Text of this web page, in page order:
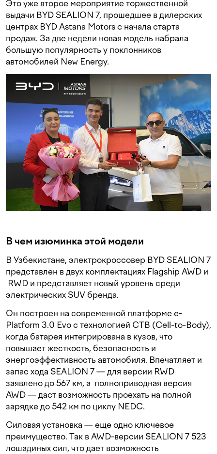
Это уже второе мероприятие торжественной
выдачи BYD SEALION 7, прошедшее в дилерских
центрах BYD Astana Motors с начала старта
продаж. За две недели новая модель набрала
большую популярность у поклонников
автомобилей New Energy.
В чем изюминка этой модели
В Узбекистане, электрокроссовер BYD SEALION 7
представлен в двух комплектациях Flagship AWD и
RWD и представляет новый уровень среди
электрических SUV бренда.
Он построен на современной платформе e-
Platform 3.0 Evo с технологией CTB (Cell-to-Body),
когда батарея интегрирована в кузов, что
повышает жесткость, безопасность и
энергоэффективность автомобиля. Впечатляет и
запас хода SEALION 7 — для версии RWD
заявлено до 567 км, а полноприводная версия
AWD — даст возможность проехать на полной
зарядке до 542 км по циклу NEDC.
Силовая установка — еще одно ключевое
преимущество. Так в AWD-версии SEALION 7 523
лошадиных сил, что дает возможность